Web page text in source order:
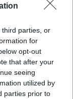
third parties, or
for
opt-out
that after your
seeing
utilized by
parties prior to